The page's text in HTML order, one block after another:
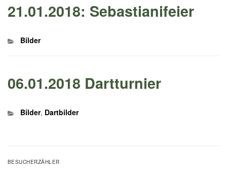
21.01.2018: Sebastianifeier
Kategorien
Bilder
06.01.2018 Dartturnier
Kategorien
Bilder, Dartbilder
BESUCHERZÄHLER